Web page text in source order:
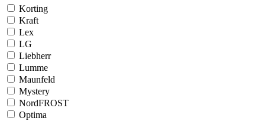
Korting
Kraft
Lex
LG
Liebherr
Lumme
Maunfeld
Mystery
NordFROST
Optima